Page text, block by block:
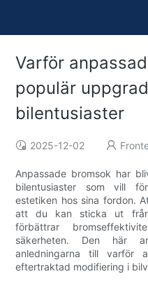
Varför
populär
bilentusiaster
2025-12-02
Anpassade bromsok har
bilentusiaster som vill
estetiken hos sina fordon.
att du kan sticka ut
förbättrar
säkerheten. Den här
anledningarna till varför
eftertraktad modifiering i